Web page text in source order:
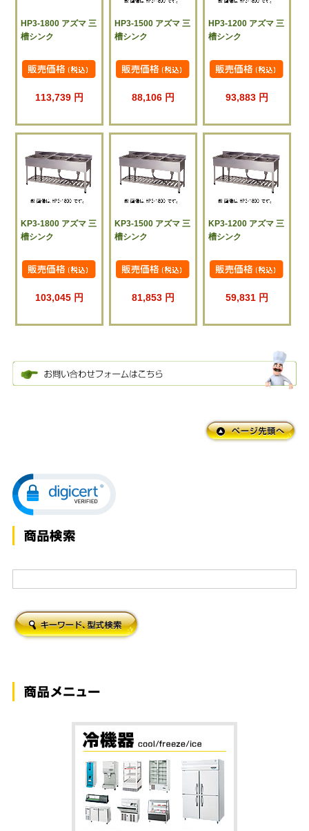
HP3-1800 アズマ 三
槽シンク
113,739 円
HP3-1500 アズマ 三
槽シンク
88,106 円
HP3-1200 アズマ 三
槽シンク
93,883 円
KP3-1800 アズマ 三
槽シンク
103,045 円
KP3-1500 アズマ 三
槽シンク
81,853 円
KP3-1200 アズマ 三
槽シンク
59,831 円